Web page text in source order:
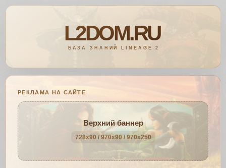
РЕКЛАМА НА САЙТЕ
Верхний баннер
728x90 / 970x90 / 970x250